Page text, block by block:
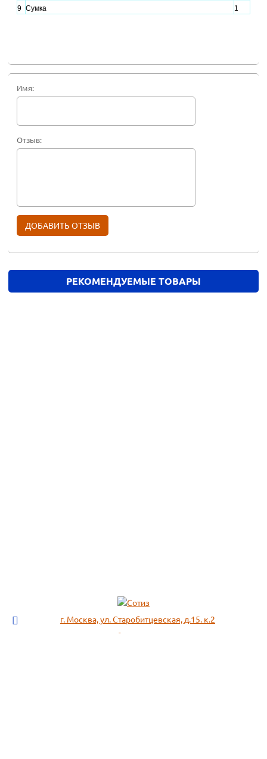
9 Сумка 1
Имя:
Отзыв:
РЕКОМЕНДУЕМЫЕ ТОВАРЫ
г. Москва, ул. Старобитцевская, д.15. к.2
info@sotizz.ru